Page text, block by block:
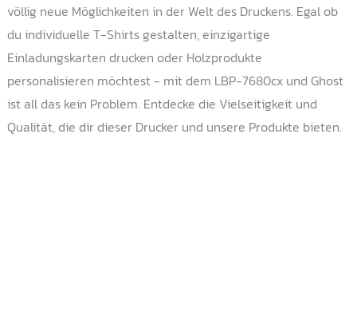
völlig neue Möglichkeiten in der Welt des Druckens. Egal ob
du individuelle T-Shirts gestalten, einzigartige
Einladungskarten drucken oder Holzprodukte
personalisieren möchtest - mit dem LBP-7680cx und Ghost
ist all das kein Problem. Entdecke die Vielseitigkeit und
Qualität, die dir dieser Drucker und unsere Produkte bieten.